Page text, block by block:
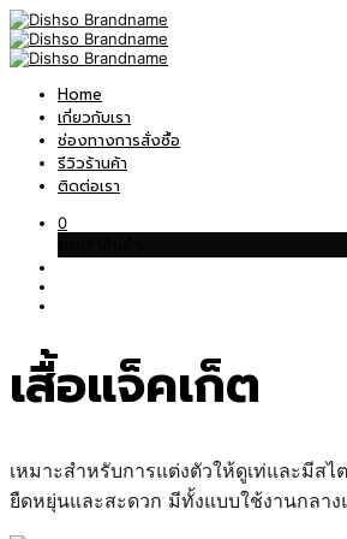
Home
เกี่ยวกับเรา
ช่องทางการสั่งซื้อ
รีวิวร้านค้า
ติดต่อเรา
0
เสื้อแจ็คเก็ต
เหมาะสำหรับการแต่งตัวให้ดูเท่และมีสไ
ยืดหยุ่นและสะดวก มีทั้งแบบใช้งานกลา